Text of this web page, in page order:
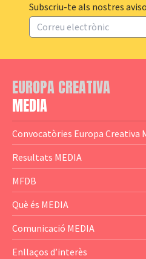
Subscriu-te als nostres
EUROPA CREATIVA
MEDIA
Convocatòries Europa Creativa
— Content Cluster
— Business Cluster
— Audience Cluster
— Altres
Resultats MEDIA
MFDB
Què és MEDIA
— El subprograma MEDIA
— Agència Executiva
Comunicació MEDIA
— Estrenes a Catalunya
Enllaços d’interès